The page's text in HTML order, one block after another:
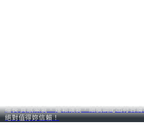
擅長 質感染髮 × 蓬鬆護髮，細膩調配出符合
絕對值得妳信賴！